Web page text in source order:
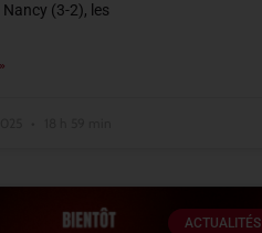
(3-2), les
ACTUALITÉS